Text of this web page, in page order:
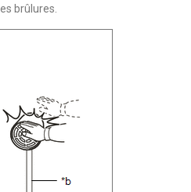
brûlures.